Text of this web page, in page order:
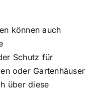
können auch
Schutz für
oder Gartenhäuser
über diese